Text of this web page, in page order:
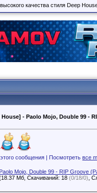
качества стиля Deep
House] - Paolo Mojo, Double 99 -
Файлы с этого сообщения | Посмотретьвсе
Paolo Mojo, Double 99 - RIP Groove
Мб, Скачиваний: 18(0/18/0)